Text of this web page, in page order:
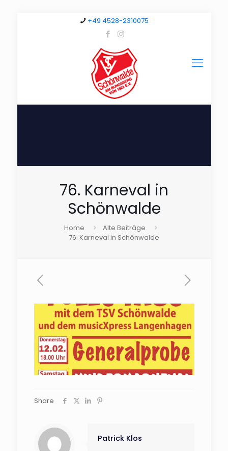
+49 4528-2310075
76. Karneval in
Schönwalde
Home
Alte Beiträge
76. Karneval in Schönwalde
Share
Patrick Klos